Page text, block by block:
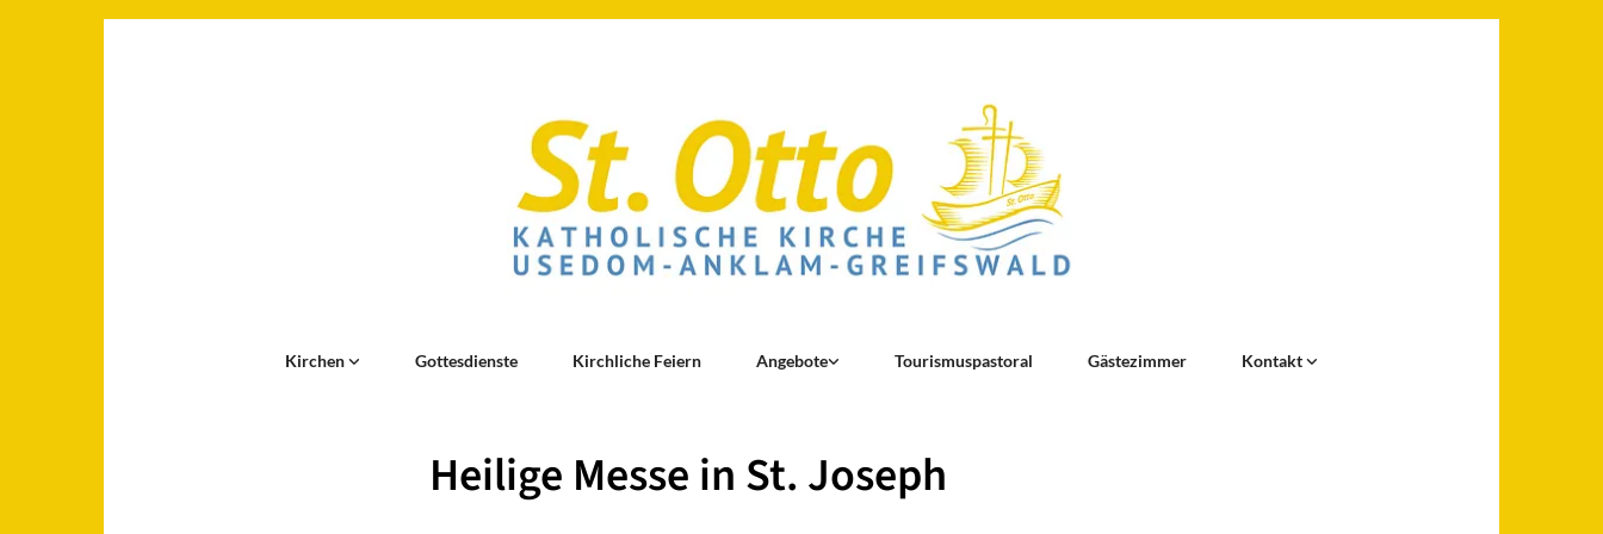
Kirchen Gottesdienste Kirchliche Feiern Angebote Tourismuspastoral Gästezimmer Kontakt
Heilige Messe in St. Joseph